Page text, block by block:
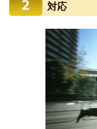
対応